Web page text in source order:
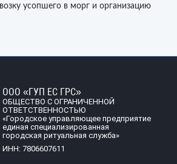
усопшего в морг и организацию
ООО «ГУП ЕС ГРС»
ОБЩЕСТВО С ОГРАНИЧЕННОЙ
ОТВЕТСТВЕННОСТЬЮ
«Городское управляющее предприятие
единая специализированная
городская ритуальная служба»
ИНН: 7806607611